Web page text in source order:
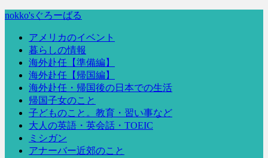
nokko'sぐろーばる
アメリカのイベント
暮らしの情報
海外赴任【準備編】
海外赴任【帰国編】
海外赴任・帰国後の日本での生活
帰国子女のこと
子どものこと。教育・習い事など
大人の英語・英会話・TOEIC
ミシガン
アナーバー近郊のこと